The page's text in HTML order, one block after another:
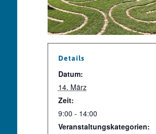
Details
Datum:
14. März
Zeit:
9:00 - 14:00
Veranstaltungskategorien: